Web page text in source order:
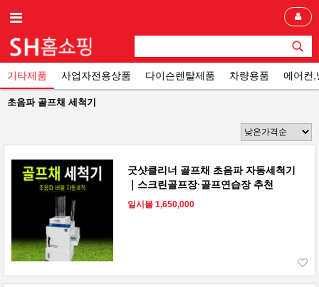
기타제품 사업자전용상품 다이슨렌탈제품 차량용품 에어컨,
초음파 골프채 세척기
굿샷클리너 골프채 초음파 자동세척기
｜스크린골프장·골프연습장 추천
일시불 1,650,000